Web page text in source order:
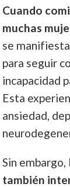
Cuando
muchas
se
para seguir
incapacidad
Esta
ansiedad,
Sin
también